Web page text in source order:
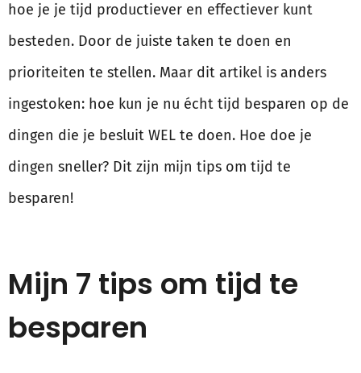
hoe je je tijd productiever en effectiever kunt
besteden. Door de juiste taken te doen en
prioriteiten te stellen. Maar dit artikel is anders
ingestoken: hoe kun je nu écht tijd besparen op de
dingen die je besluit WEL te doen. Hoe doe je
dingen sneller? Dit zijn mijn tips om tijd te
besparen!
Mijn 7 tips om tijd te
besparen